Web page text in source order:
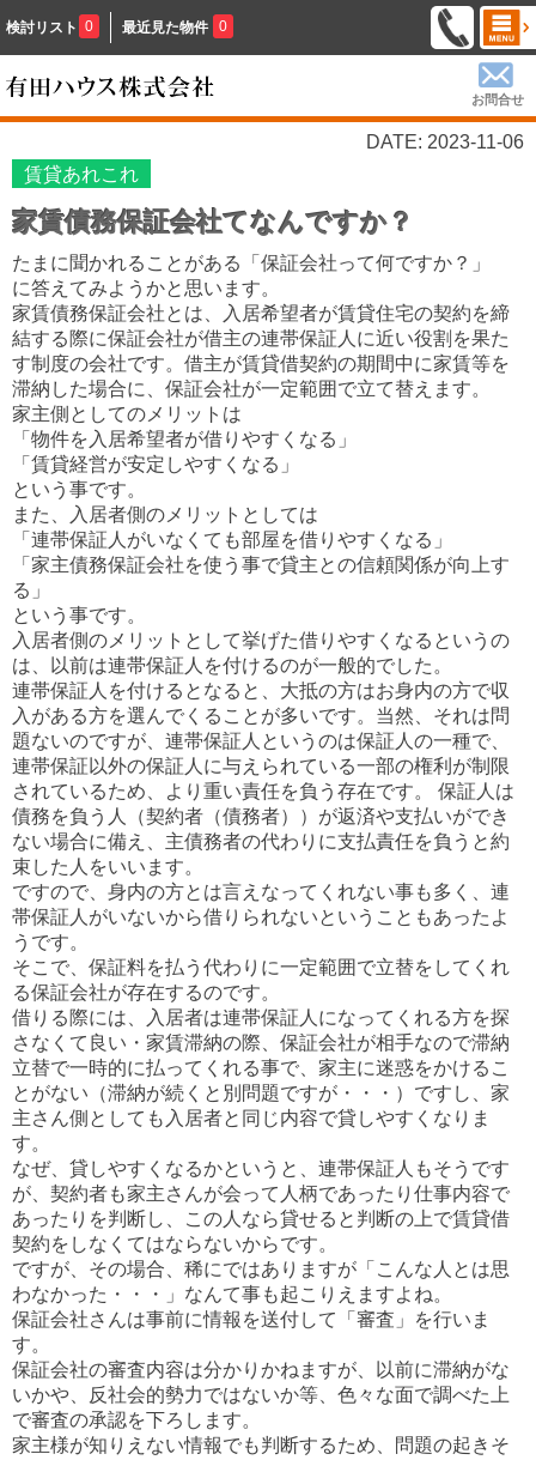
検討リスト 0 最近見た物件 0
お問合せ
DATE: 2023-11-06
賃貸あれこれ
家賃債務保証会社てなんですか？
たまに聞かれることがある「保証会社って何ですか？」
に答えてみようかと思います。
家賃債務保証会社とは、入居希望者が賃貸住宅の契約を締
結する際に保証会社が借主の連帯保証人に近い役割を果た
す制度の会社です。借主が賃貸借契約の期間中に家賃等を
滞納した場合に、保証会社が一定範囲で立て替えます。
家主側としてのメリットは
「物件を入居希望者が借りやすくなる」
「賃貸経営が安定しやすくなる」
という事です。
また、入居者側のメリットとしては
「連帯保証人がいなくても部屋を借りやすくなる」
「家主債務保証会社を使う事で貸主との信頼関係が向上す
る」
という事です。
入居者側のメリットとして挙げた借りやすくなるというの
は、以前は連帯保証人を付けるのが一般的でした。
連帯保証人を付けるとなると、大抵の方はお身内の方で収
入がある方を選んでくることが多いです。当然、それは問
題ないのですが、連帯保証人というのは保証人の一種で、
連帯保証以外の保証人に与えられている一部の権利が制限
されているため、より重い責任を負う存在です。 保証人は
債務を負う人（契約者（債務者））が返済や支払いができ
ない場合に備え、主債務者の代わりに支払責任を負うと約
束した人をいいます。
ですので、身内の方とは言えなってくれない事も多く、連
帯保証人がいないから借りられないということもあったよ
うです。
そこで、保証料を払う代わりに一定範囲で立替をしてくれ
る保証会社が存在するのです。
借りる際には、入居者は連帯保証人になってくれる方を探
さなくて良い・家賃滞納の際、保証会社が相手なので滞納
立替で一時的に払ってくれる事で、家主に迷惑をかけるこ
とがない（滞納が続くと別問題ですが・・・）ですし、家
主さん側としても入居者と同じ内容で貸しやすくなりま
す。
なぜ、貸しやすくなるかというと、連帯保証人もそうです
が、契約者も家主さんが会って人柄であったり仕事内容で
あったりを判断し、この人なら貸せると判断の上で賃貸借
契約をしなくてはならないからです。
ですが、その場合、稀にではありますが「こんな人とは思
わなかった・・・」なんて事も起こりえますよね。
保証会社さんは事前に情報を送付して「審査」を行いま
す。
保証会社の審査内容は分かりかねますが、以前に滞納がな
いかや、反社会的勢力ではないか等、色々な面で調べた上
で審査の承認を下ろします。
家主様が知りえない情報でも判断するため、問題の起きそ